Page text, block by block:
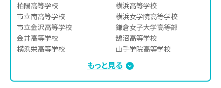
柏陽高等学校
市立南高等学校
市立金沢高等学校
金井高等学校
横浜栄高等学校
横浜氷取沢高等学校
横浜高等学校
横浜女学院高等学校
鎌倉女子大学高等部
鵠沼高等学校
山手学院高等学校
湘南工科大学附属高等学校
湘南白百合学園高等学校
逗子開成高等学校
もっと見る